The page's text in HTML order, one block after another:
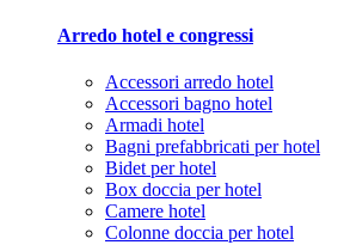
Arredo hotel e congressi
Accessori arredo hotel
Accessori bagno hotel
Armadi hotel
Bagni prefabbricati per hotel
Bidet per hotel
Box doccia per hotel
Camere hotel
Colonne doccia per hotel